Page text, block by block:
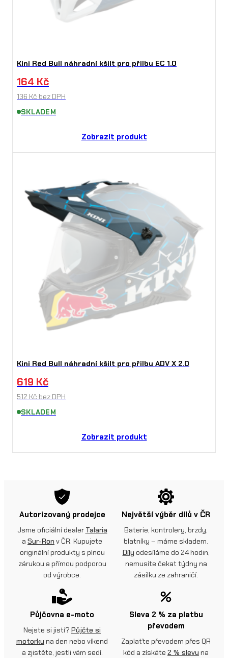
Kini Red Bull náhradní kšilt pro přilbu EC 1.0
164 Kč
136 Kč bez DPH
SKLADEM
Zobrazit produkt
Kini Red Bull náhradní kšilt pro přilbu ADV X 2.0
619 Kč
512 Kč bez DPH
SKLADEM
Zobrazit produkt
Autorizovaný prodejce
Jsme oficiální dealer Talaria
a Sur-Ron v ČR. Kupujete
originální produkty s plnou
zárukou a přímou podporou
od výrobce.
Největší výběr dílů v ČR
Baterie, kontrolery, brzdy,
blatníky – máme skladem.
Díly odesíláme do 24 hodin,
nemusíte čekat týdny na
zásilku ze zahraničí.
Půjčovna e-moto
Nejste si jistí? Půjčte si
motorku na den nebo víkend
a zjistěte, jestli vám sedí.
Sleva 2 % za platbu
převodem
Zaplaťte převodem přes QR
kód a získáte 2 % slevu na